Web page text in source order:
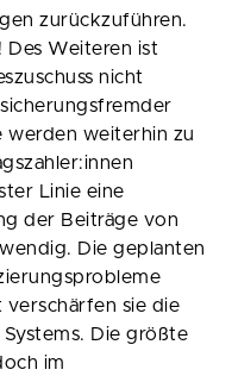
zurückzuführen.
Des Weiteren ist
nicht
werden weiterhin zu
Linie eine
der Beiträge von
Die geplanten
sie die
Die größte
im